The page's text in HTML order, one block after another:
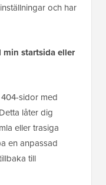
och har
startsida eller
sidor med
låter dig
eller trasiga
en anpassad
till